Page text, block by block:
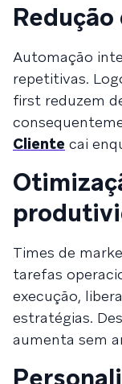
Automação
repetitivas.
first reduzem
Cliente cai
Times de
tarefas
execução,
estratégias.
aumenta sem